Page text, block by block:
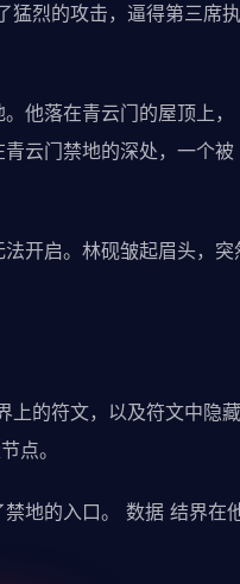
烈的攻击，逼得第三席
他落在青云门的屋顶上，
云门禁地的深处，一个被
开启。林砚皱起眉头，
上的符文，以及符文中
点。
地的入口。 数据 结界在